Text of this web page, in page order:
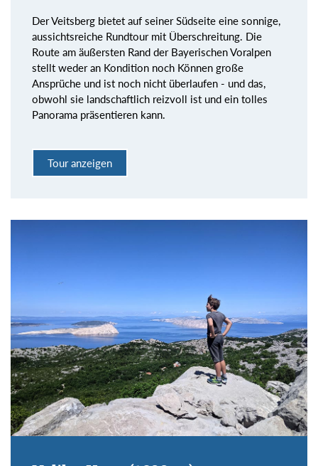
Der Veitsberg bietet auf seiner Südseite eine sonnige,
aussichtsreiche Rundtour mit Überschreitung. Die
Route am äußersten Rand der Bayerischen Voralpen
stellt weder an Kondition noch Können große
Ansprüche und ist noch nicht überlaufen - und das,
obwohl sie landschaftlich reizvoll ist und ein tolles
Panorama präsentieren kann.
Tour anzeigen